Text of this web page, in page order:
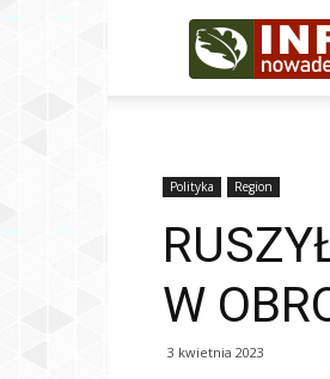
Polityka Region
W
3 kwietnia 2023